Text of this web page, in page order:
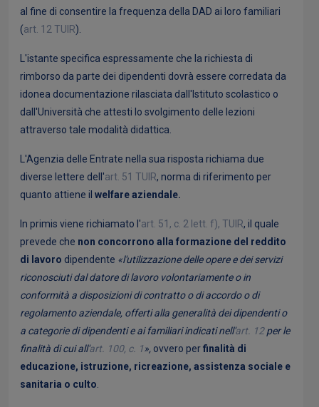
al fine di consentire la frequenza della DAD ai loro familiari
(art. 12 TUIR).
L'istante specifica espressamente che la richiesta di
rimborso da parte dei dipendenti dovrà essere corredata da
idonea documentazione rilasciata dall'Istituto scolastico o
dall'Università che attesti lo svolgimento delle lezioni
attraverso tale modalità didattica.
L'Agenzia delle Entrate nella sua risposta richiama due
diverse lettere dell'art. 51 TUIR, norma di riferimento per
quanto attiene il welfare aziendale.
In primis viene richiamato l'art. 51, c. 2 lett. f), TUIR, il quale
prevede che non concorrono alla formazione del reddito
di lavoro dipendente «l'utilizzazione delle opere e dei servizi
riconosciuti dal datore di lavoro volontariamente o in
conformità a disposizioni di contratto o di accordo o di
regolamento aziendale, offerti alla generalità dei dipendenti o
a categorie di dipendenti e ai familiari indicati nell'art. 12per le
finalità di cui all'art. 100, c. 1», ovvero perfinalità di
educazione, istruzione, ricreazione, assistenza sociale e
sanitaria o culto